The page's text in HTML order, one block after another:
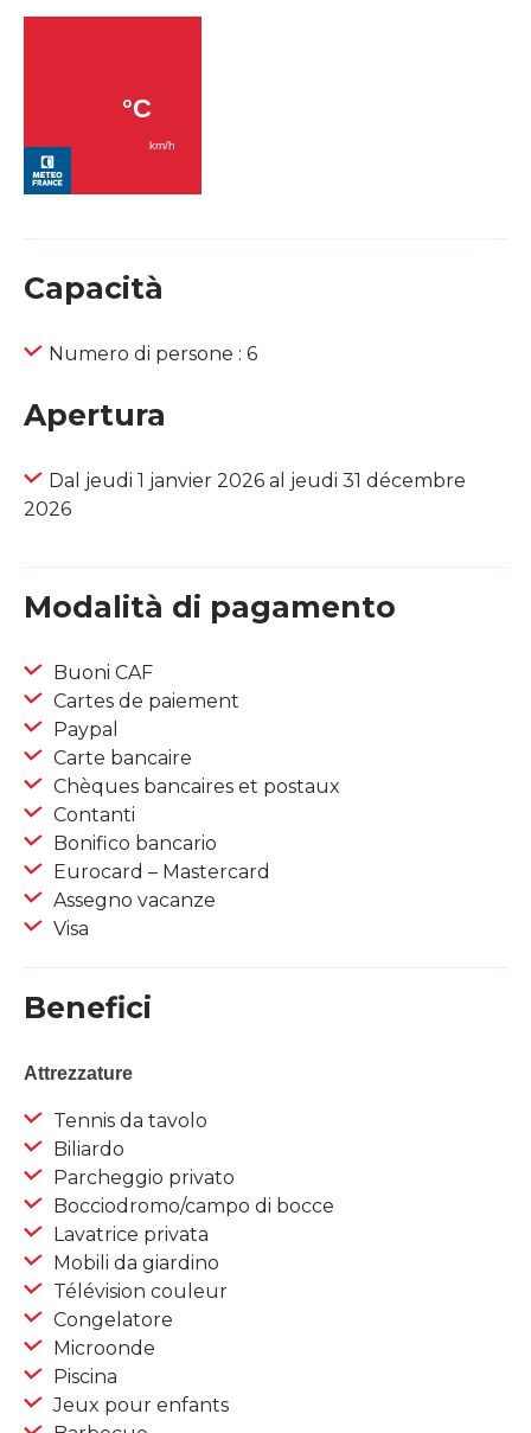
Capacità
Numero di persone : 6
Apertura
Dal jeudi 1 janvier 2026 al jeudi 31 décembre
2026
Modalità di pagamento
Buoni CAF
Cartes de paiement
Paypal
Carte bancaire
Chèques bancaires et postaux
Contanti
Bonifico bancario
Eurocard – Mastercard
Assegno vacanze
Visa
Benefici
Attrezzature
Tennis da tavolo
Biliardo
Parcheggio privato
Bocciodromo/campo di bocce
Lavatrice privata
Mobili da giardino
Télévision couleur
Congelatore
Microonde
Piscina
Jeux pour enfants